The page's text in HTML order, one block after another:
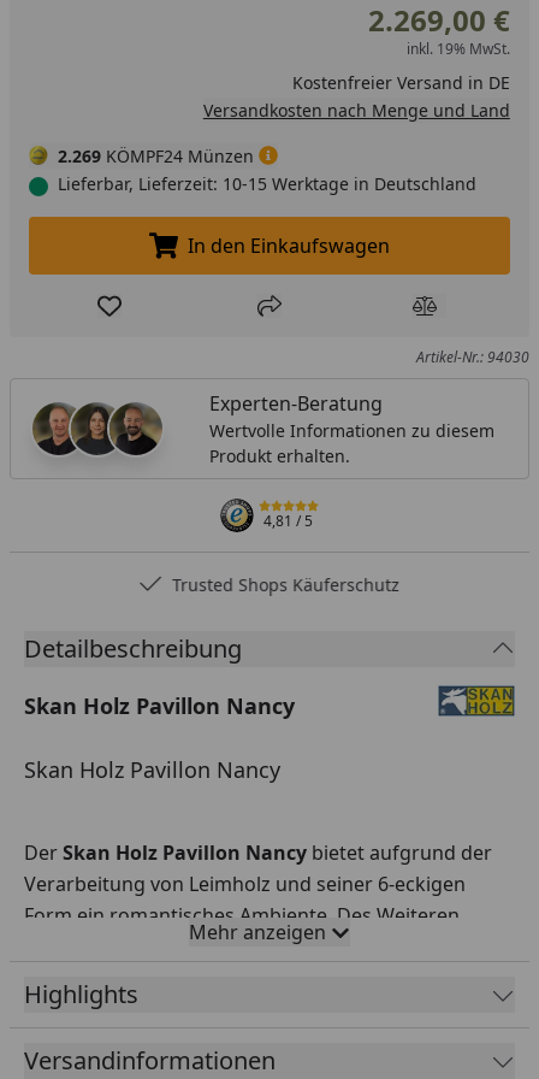
2.269,00 €
inkl. 19% MwSt.
Kostenfreier Versand in DE
Versandkosten nach Menge und Land
2.269 KÖMPF24 Münzen
Lieferbar, Lieferzeit: 10-15 Werktage in Deutschland
In den Einkaufswagen legen
In den Einkaufswagen
Produkt zur Wunschliste hinzufügen
Teilen Produkt
Artikel-Nr.: 94030
Experten-Beratung
Wertvolle Informationen zu diesem
Produkt erhalten.
4,81/ 5
Trusted Shops Käuferschutz
Detailbeschreibung
Skan Holz Pavillon Nancy
Skan Holz Pavillon Nancy
DerSkan Holz Pavillon Nancy bietet aufgrund der
Verarbeitung von Leimholz und seiner 6-eckigen
Form ein romantisches Ambiente. Des Weiteren
bietet er mit seinem Durchmesser ab 360 cm und
große Schneelast und der Dachüberstand von 40 cm
Regen. Er ist in folgenden Größen lieferbar:
Mehr anzeigen
Highlights
Versandinformationen